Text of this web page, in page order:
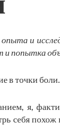
и
и попытка
в точки боли.
я,
себя